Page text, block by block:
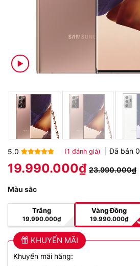
5.0
5.0trên 5
dựa trên
1
(1 đánh giá) Đã bán 0
19.990.000₫ 23.990.000₫
Màu sắc
Trắng
19.990.000₫
Vàng Đồng
19.990.000₫
KHUYẾN MÃI
Khuyến mãi hãng: